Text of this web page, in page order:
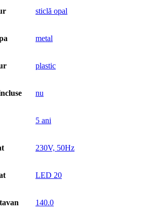
sticlă opal
metal
plastic
nu
5 ani
230V, 50Hz
LED 20
140.0